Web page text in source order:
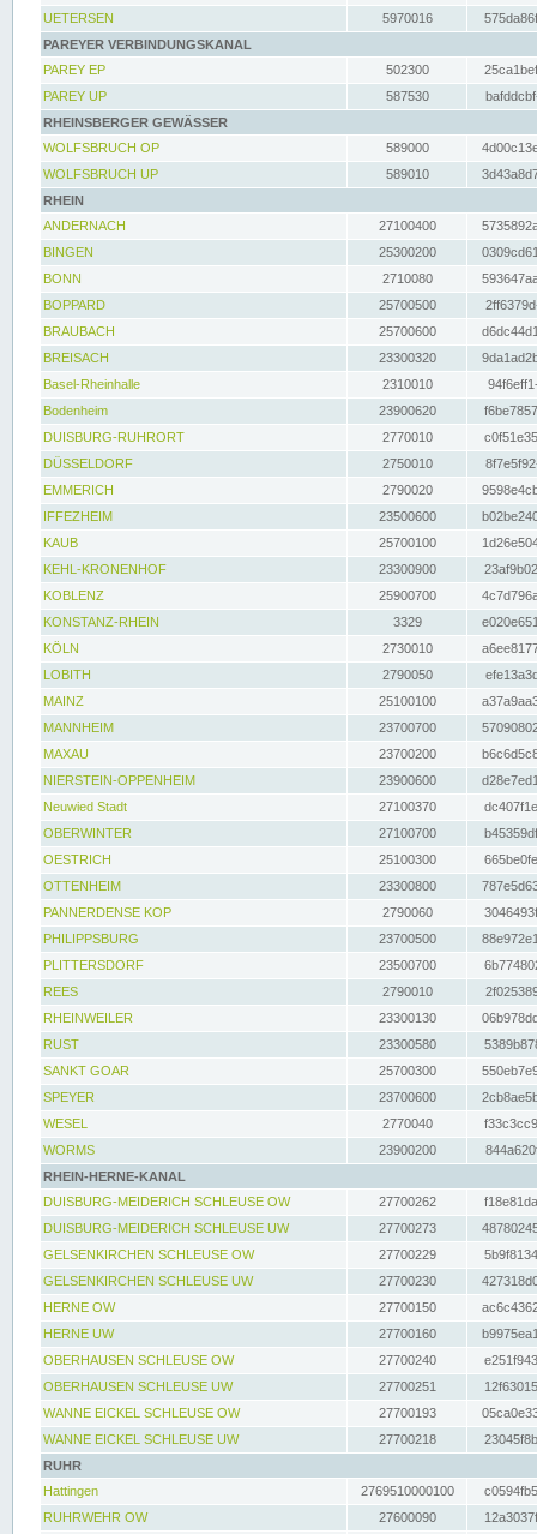
UETERSEN
5970016
PAREYER VERBINDUNGSKANAL
PAREY EP
502300
PAREY UP
587530
RHEINSBERGER GEWÄSSER
WOLFSBRUCH OP
589000
WOLFSBRUCH UP
589010
RHEIN
ANDERNACH
27100400
BINGEN
25300200
BONN
2710080
BOPPARD
25700500
BRAUBACH
25700600
BREISACH
23300320
Basel-Rheinhalle
2310010
Bodenheim
23900620
DUISBURG-RUHRORT
2770010
DÜSSELDORF
2750010
EMMERICH
2790020
IFFEZHEIM
23500600
KAUB
25700100
KEHL-KRONENHOF
23300900
KOBLENZ
25900700
KONSTANZ-RHEIN
3329
KÖLN
2730010
LOBITH
2790050
MAINZ
25100100
MANNHEIM
23700700
MAXAU
23700200
NIERSTEIN-OPPENHEIM
23900600
Neuwied Stadt
27100370
OBERWINTER
27100700
OESTRICH
25100300
OTTENHEIM
23300800
PANNERDENSE KOP
2790060
PHILIPPSBURG
23700500
PLITTERSDORF
23500700
REES
2790010
RHEINWEILER
23300130
RUST
23300580
SANKT GOAR
25700300
SPEYER
23700600
WESEL
2770040
WORMS
23900200
RHEIN-HERNE-KANAL
DUISBURG-MEIDERICH SCHLEUSE OW
27700262
DUISBURG-MEIDERICH SCHLEUSE UW
27700273
GELSENKIRCHEN SCHLEUSE OW
27700229
GELSENKIRCHEN SCHLEUSE UW
27700230
HERNE OW
27700150
HERNE UW
27700160
OBERHAUSEN SCHLEUSE OW
27700240
OBERHAUSEN SCHLEUSE UW
27700251
WANNE EICKEL SCHLEUSE OW
27700193
WANNE EICKEL SCHLEUSE UW
27700218
RUHR
Hattingen
2769510000100
RUHRWEHR OW
27600090